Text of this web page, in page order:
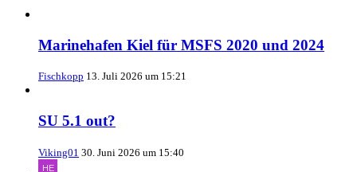
Marinehafen Kiel für MSFS 2020 und 2024
Fischkopp 13. Juli 2026 um 15:21
SU 5.1 out?
Viking01 30. Juni 2026 um 15:40